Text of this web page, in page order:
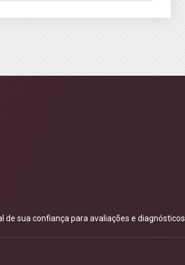
sua confiança para avaliações e diagnósticos.